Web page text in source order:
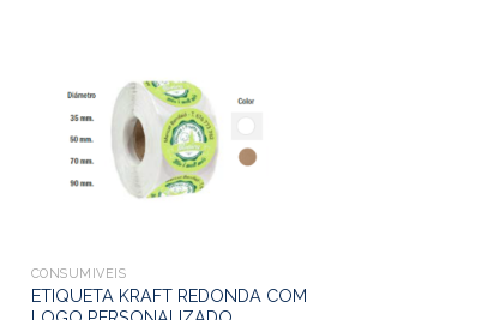
CONSUMÍVEIS
ETIQUETA KRAFT REDONDA COM